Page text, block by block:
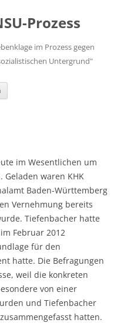
Prozess
im Prozess gegen
Untergrund"
im Wesentlichen um
waren KHK
Baden-Württemberg
Vernehmung bereits
Tiefenbacher hatte
Februar 2012
für den
hatte. Die Befragungen
weil die konkreten
von einer
und Tiefenbacher
hatten.